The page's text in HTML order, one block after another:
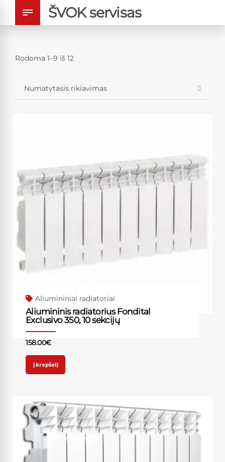
ŠVOK servisas
Rodoma 1–9 iš 12
Aliumininiai radiatoriai
Aliumininis radiatorius Fondital
Exclusivo 350, 10 sekcijų
158.00€
Į krepšelį